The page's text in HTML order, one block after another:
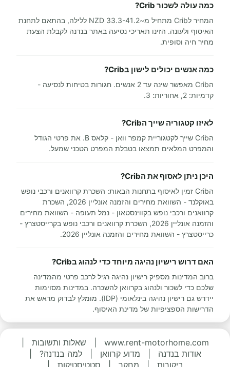
כמה עולה לשכור Crib?
המחיר לCrib מתחיל מ~33.3-41.2 NZD ללילה, בהתאם לתחנת
האיסוף ולעונה. הזינו תאריכי נסיעה באתר בנדנה לקבלת הצעת
מחיר חיה וסופית.
כמה אנשים יכולים לישון בCrib?
הCrib מאפשר שינה עד 2 אנשים. חגורות בטיחות לנסיעה -
קדמיות: 2, אחוריות: 3.
לאיזו קטגוריה שייך הCrib?
הCrib שייך לקטגוריית קמפר וואן - קלאס B. את פרטי הגודל
והמפרט המלאים תמצאו בטבלת המפרט הטכני שמעל.
היכן ניתן לאסוף את הCrib?
הCrib זמין לאיסוף בתחנות הבאות: השכרת קרוואנים ורכבי נופש
באוקלנד - השוואת מחירים והזמנה אונליין 2026, השכרת
קרוואנים ורכבי נופש בקווינסטאון - נמל תעופה - השוואת מחירים
והזמנה אונליין 2026, השכרת קרוואנים ורכבי נופש בקרייסטצרץ -
כרייסטצרץ - השוואת מחירים והזמנה אונליין 2026.
האם דרוש רישיון נהיגה מיוחד כדי לנהוג בCrib?
ברוב המדינות מספיק רישיון נהיגה רגיל לרכב פרטי מהמדינה
שלכם כדי לשכור ולנהוג בקרוואן להשכרה. במדינות מסוימות
יידרש גם רישיון נהיגה בינלאומי (IDP). מומלץ לבדוק מראש את
הדרישות הספציפיות של מדינת האיסוף.
www.rent-motorhome.com שאלות ותשובות
אודות בנדנה
מדוע קרוואן למה בנדנה?